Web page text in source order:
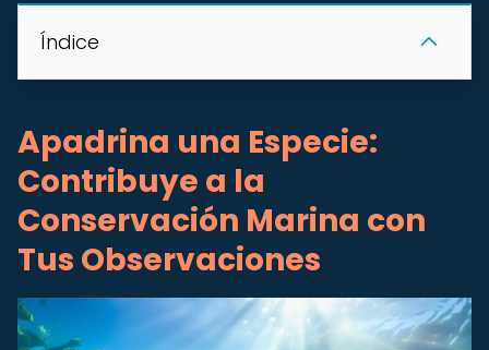
Índice
Apadrina una Especie:
Contribuye a la
Conservación Marina con
Tus Observaciones